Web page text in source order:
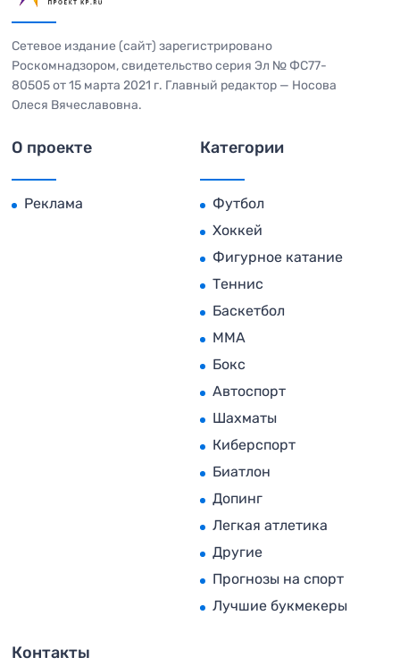
Сетевое издание (сайт) зарегистрировано
Роскомнадзором, свидетельство серия Эл № ФС77-
80505 от 15 марта 2021 г. Главный редактор — Носова
Олеся Вячеславовна.
О проекте
Реклама
Категории
Футбол
Хоккей
Фигурное катание
Теннис
Баскетбол
MMA
Бокс
Автоспорт
Шахматы
Киберспорт
Биатлон
Допинг
Легкая атлетика
Другие
Прогнозы на спорт
Лучшие букмекеры
Контакты